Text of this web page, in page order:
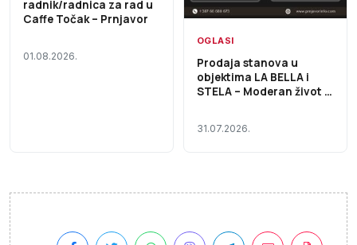
radnik/radnica za rad u
Caffe Točak – Prnjavor
01.08.2026.
OGLASI
Prodaja stanova u
objektima LA BELLA i
STELA – Moderan život u
31.07.2026.